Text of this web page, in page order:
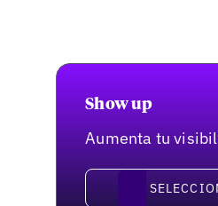
Show up
Aumenta tu
Seleccione un plan